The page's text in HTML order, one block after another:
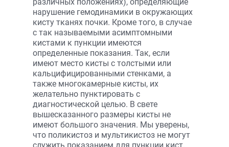
нарушение гемодинамики в окружающих
кисту тканях почки. Кроме того, в случае
с так называемыми асимптомными
кистами к пункции имеются
определенные показания. Так, если
имеют место кисты с толстыми или
кальцифицированными стенками, а
также многокамерные кисты, их
желательно пунктировать с
диагностической целью. В свете
вышесказанного размеры кисты не
имеют большого значения. Мы уверены,
что поликистоз и мультикистоз не могут